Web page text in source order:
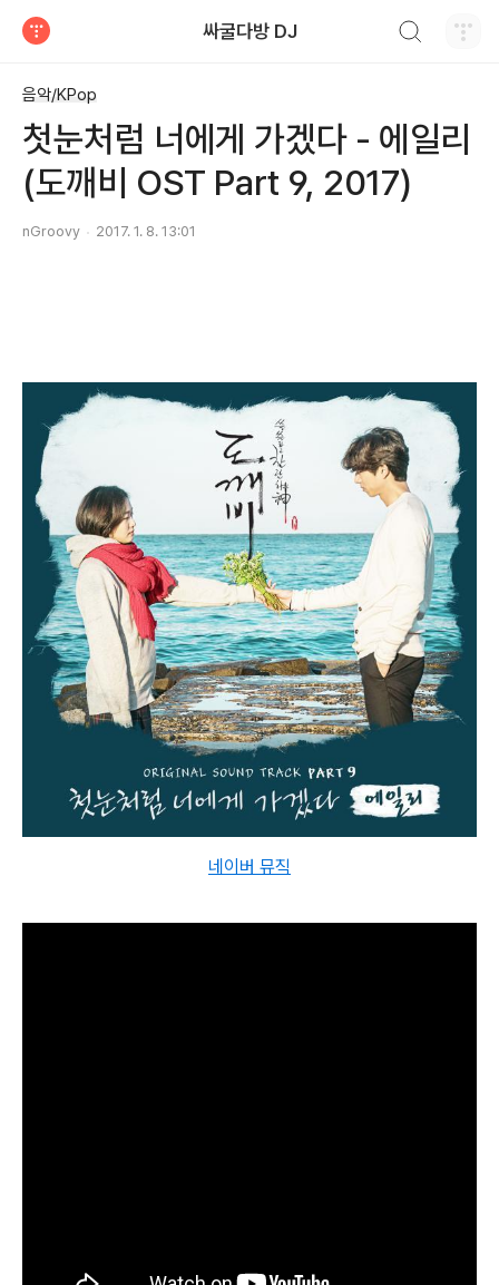
싸굴다방 DJ
음악/KPop
첫눈처럼 너에게 가겠다 - 에일리
(도깨비 OST Part 9, 2017)
nGroovy 2017. 1. 8. 13:01
네이버 뮤직